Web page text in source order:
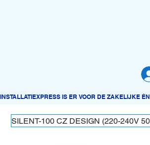
SILENT-100 CZ DESIGN (220-240V